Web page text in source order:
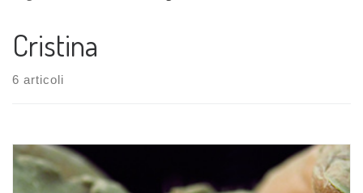
Cristina
6 articoli